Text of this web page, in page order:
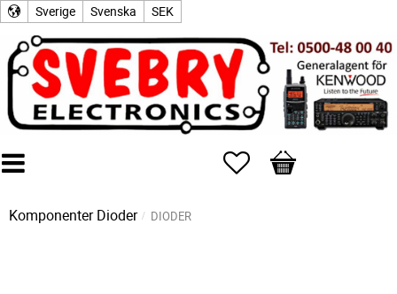
Sverige Svenska SEK
Favoriter
Kundvagn
Komponenter Dioder DIODER